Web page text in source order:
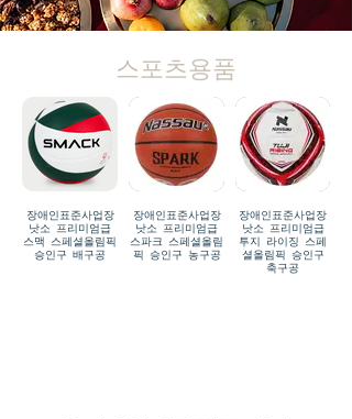
스포츠용품
장애인표준사업장
낫소 프리미엄급
스맥 스페셜올림픽
승인구 배구공
장애인표준사업장
낫소 프리미엄급
스파크 스페셜올림
픽 승인구 농구공
장애인표준사업장
낫소 프리미엄급
투지 라이징 스페
셜올림픽 승인구
축구공